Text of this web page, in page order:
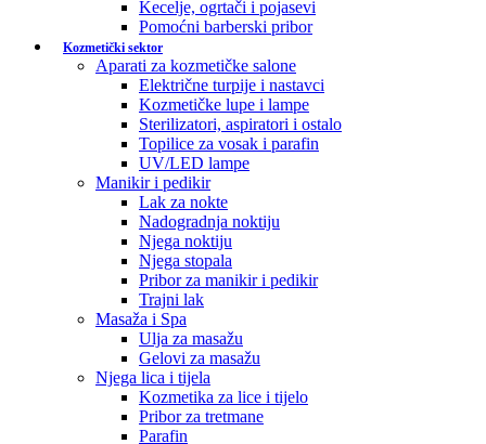
Kecelje, ogrtači i pojasevi
Pomoćni barberski pribor
Kozmetički sektor
Aparati za kozmetičke salone
Električne turpije i nastavci
Kozmetičke lupe i lampe
Sterilizatori, aspiratori i ostalo
Topilice za vosak i parafin
UV/LED lampe
Manikir i pedikir
Lak za nokte
Nadogradnja noktiju
Njega noktiju
Njega stopala
Pribor za manikir i pedikir
Trajni lak
Masaža i Spa
Ulja za masažu
Gelovi za masažu
Njega lica i tijela
Kozmetika za lice i tijelo
Pribor za tretmane
Parafin